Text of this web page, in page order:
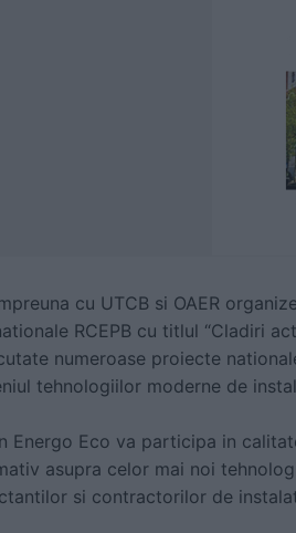
cu UTCB si OAER
RCEPB cu titlul “Cladiri
numeroase proiecte
tehnologiilor moderne de
Energo Eco va participa in
asupra celor mai noi
si contractorilor de